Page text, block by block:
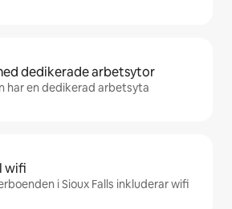
dedikerade arbetsytor
har en dedikerad arbetsyta
wifi
i Sioux Falls inkluderar wifi